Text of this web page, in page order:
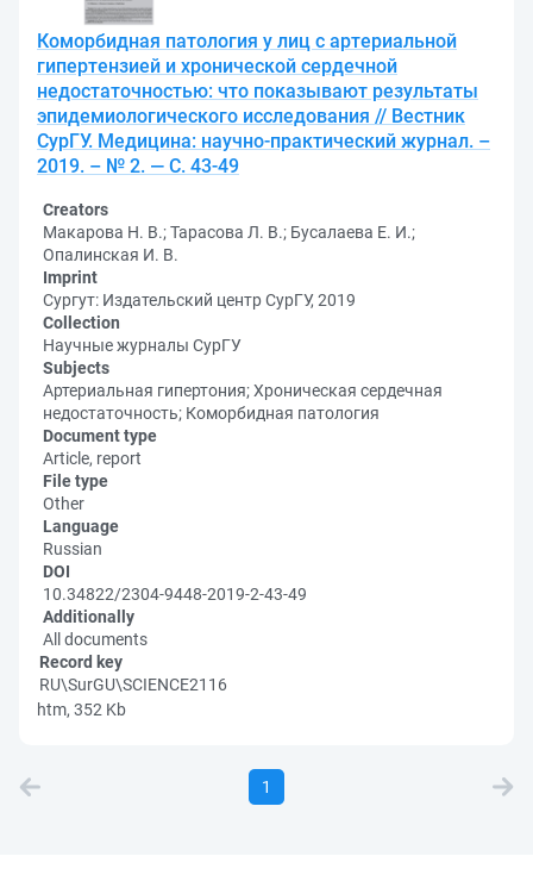
Коморбидная патология у лиц с артериальной
гипертензией и хронической сердечной
недостаточностью: что показывают результаты
эпидемиологического исследования // Вестник
СурГУ. Медицина: научно-практический журнал. –
2019. – № 2. — С. 43-49
Creators
Макарова Н. В.; Тарасова Л. В.; Бусалаева Е. И.;
Опалинская И. В.
Imprint
Сургут: Издательский центр СурГУ, 2019
Collection
Научные журналы СурГУ
Subjects
Артериальная гипертония; Хроническая сердечная
недостаточность; Коморбидная патология
Document type
Article, report
File type
Other
Language
Russian
DOI
10.34822/2304-9448-2019-2-43-49
Additionally
All documents
Record key
RU\SurGU\SCIENCE2116
htm, 352 Kb
1